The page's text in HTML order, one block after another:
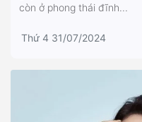
còn ở phong thái đĩnh...
Thứ 4 31/07/2024